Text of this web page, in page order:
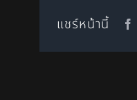
แชร์หน้านี้